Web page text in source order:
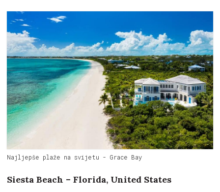
Najljepše plaže na svijetu - Grace Bay
Siesta Beach – Florida, United States